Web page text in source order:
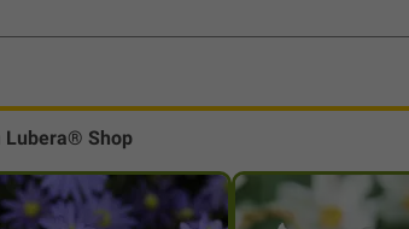
Lubera® Shop